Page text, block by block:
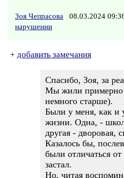
Зоя Чепрасова 08.03.2024
нарушении
+ добавить замечания
Спасибо, Зоя, за
Мы жили примерно
немного старше).
Были у меня, как и
жизни. Одна, -
другая - дворовая,
Казалось бы,
были отличаться
застал.
Но, читая